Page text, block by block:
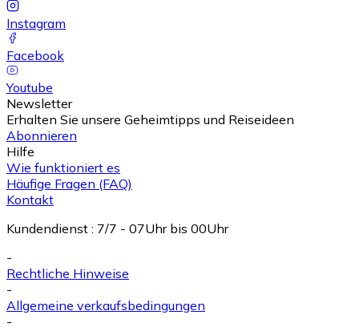
Instagram
Facebook
Youtube
Newsletter
Erhalten Sie unsere Geheimtipps und Reiseideen
Abonnieren
Hilfe
Wie funktioniert es
Häufige Fragen (FAQ)
Kontakt
Kundendienst : 7/7 - 07Uhr bis 00Uhr
-
Rechtliche Hinweise
-
Allgemeine verkaufsbedingungen
-